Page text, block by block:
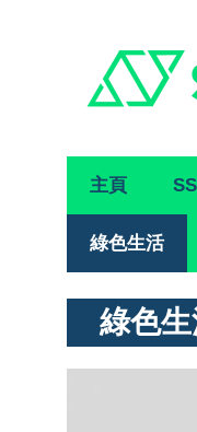
Primary
Navigation
主頁
綠色生活
綠色